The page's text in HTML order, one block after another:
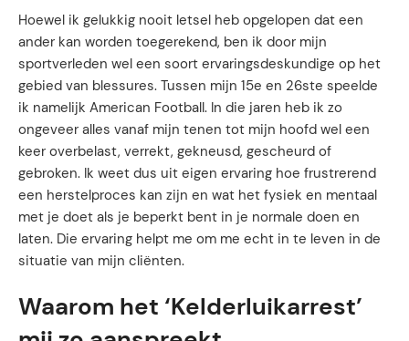
Hoewel ik gelukkig nooit letsel heb opgelopen dat een
ander kan worden toegerekend, ben ik door mijn
sportverleden wel een soort ervaringsdeskundige op het
gebied van blessures. Tussen mijn 15e en 26ste speelde
ik namelijk American Football. In die jaren heb ik zo
ongeveer alles vanaf mijn tenen tot mijn hoofd wel een
keer overbelast, verrekt, gekneusd, gescheurd of
gebroken. Ik weet dus uit eigen ervaring hoe frustrerend
een herstelproces kan zijn en wat het fysiek en mentaal
met je doet als je beperkt bent in je normale doen en
laten. Die ervaring helpt me om me echt in te leven in de
situatie van mijn cliënten.
Waarom het ‘Kelderluikarrest’